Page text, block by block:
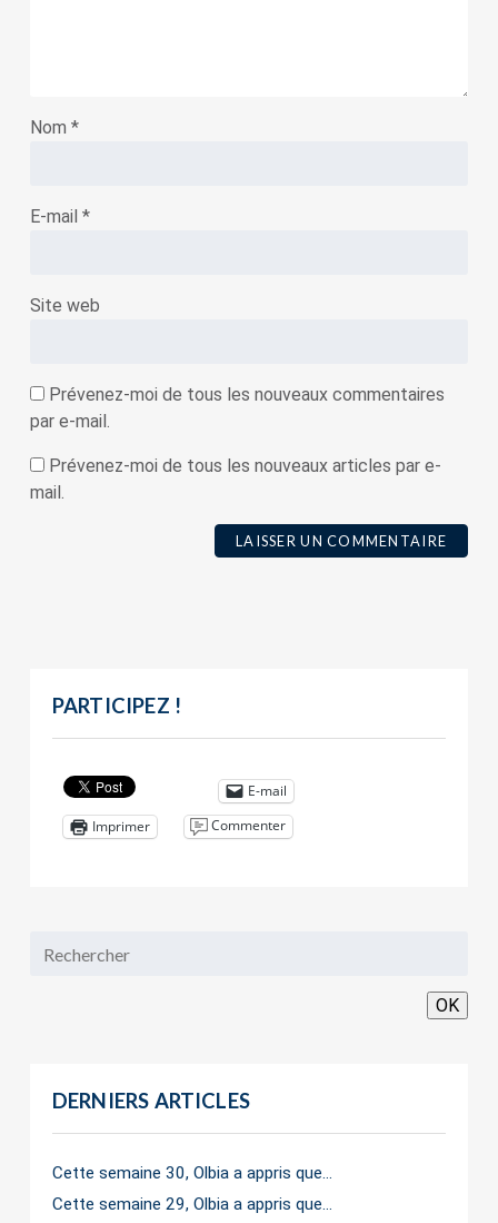
Nom *
E-mail *
Site web
Prévenez-moi de tous les nouveaux commentaires
par e-mail.
Prévenez-moi de tous les nouveaux articles par e-
mail.
PARTICIPEZ !
E-mail
Imprimer
Commenter
OK
DERNIERS ARTICLES
Cette semaine 30, Olbia a appris que…
Cette semaine 29, Olbia a appris que…